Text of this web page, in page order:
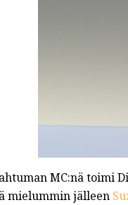
MC:nä toimi
mielummin jälleen